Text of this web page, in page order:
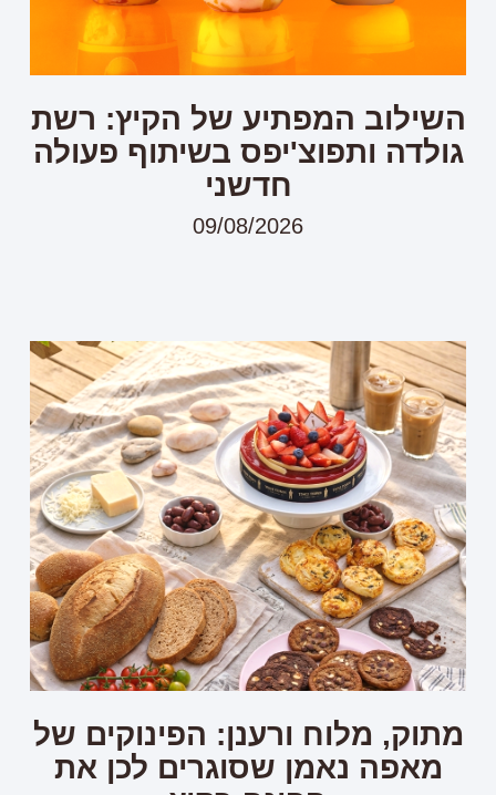
השילוב המפתיע של הקיץ: רשת
גולדה ותפוצ'יפס בשיתוף פעולה
חדשני
09/08/2026
מתוק, מלוח ורענן: הפינוקים של
מאפה נאמן שסוגרים לכן את